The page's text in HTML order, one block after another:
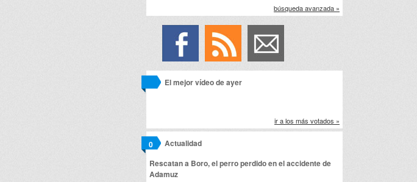
búsqueda avanzada »
El mejor vídeo de ayer
ir a los más votados »
Actualidad
0
Rescatan a Boro, el perro perdido en el accidente de
Adamuz